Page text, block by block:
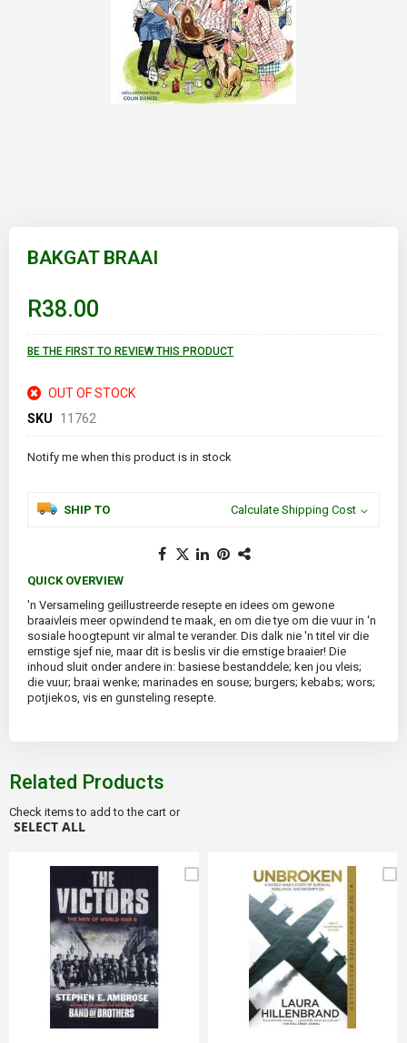
BAKGAT BRAAI
R38.00
BE THE FIRST TO REVIEW THIS PRODUCT
OUT OF STOCK
SKU
11762
Notify me when this product is in stock
SHIP TO Calculate Shipping Cost
QUICK OVERVIEW
'n Versameling geillustreerde resepte en idees om gewone
braaivleis meer opwindend te maak, en om die tye om die vuur in 'n
sosiale hoogtepunt vir almal te verander. Dis dalk nie 'n titel vir die
ernstige sjef nie, maar dit is beslis vir die ernstige braaier! Die
inhoud sluit onder andere in: basiese bestanddele; ken jou vleis;
die vuur; braai wenke; marinades en souse; burgers; kebabs; wors;
potjiekos, vis en gunsteling resepte.
Related Products
Check items to add to the cart or
SELECT ALL